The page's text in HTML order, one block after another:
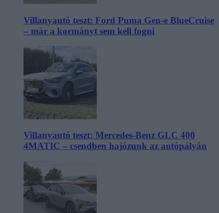
Villanyautó teszt: Ford Puma Gen-e BlueCruise
– már a kormányt sem kell fogni
Villanyautó teszt: Mercedes-Benz GLC 400
4MATIC – csendben hajózunk az autópályán